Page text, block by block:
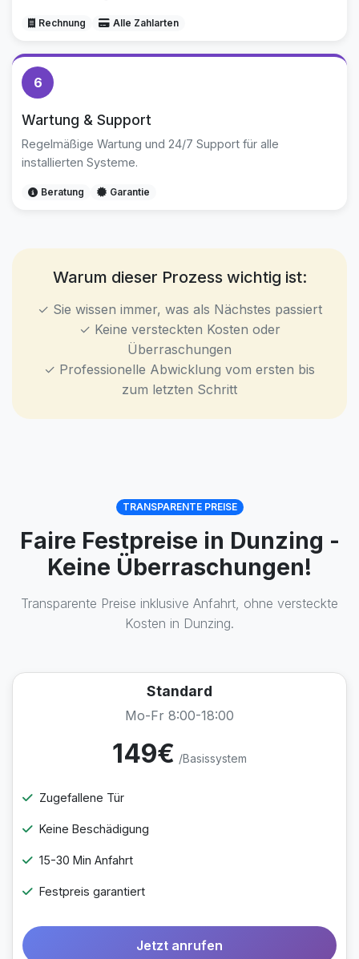
Rechnung Alle Zahlarten
6
Wartung & Support
Regelmäßige Wartung und 24/7 Support für alle
installierten Systeme.
Beratung Garantie
Warum dieser Prozess wichtig ist:
✓ Sie wissen immer, was als Nächstes passiert
✓ Keine versteckten Kosten oder
Überraschungen
✓ Professionelle Abwicklung vom ersten bis
zum letzten Schritt
TRANSPARENTE PREISE
Faire Festpreise in Dunzing -
Keine Überraschungen!
Transparente Preise inklusive Anfahrt, ohne versteckte
Kosten in Dunzing.
Standard
Mo-Fr 8:00-18:00
149€ /Basissystem
Zugefallene Tür
Keine Beschädigung
15-30 Min Anfahrt
Festpreis garantiert
Jetzt anrufen